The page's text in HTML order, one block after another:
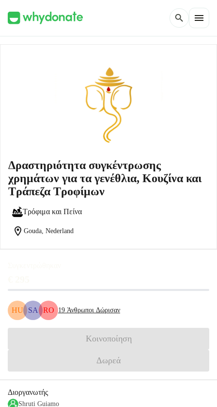
search menu
Δραστηριότητα συγκέντρωσης
χρημάτων για τα γενέθλια, Κουζίνα και
Τράπεζα Τροφίμων
Τρόφιμα και Πείνα
location_on Gouda, Nederland
HU SA RO 19 Άνθρωποι Δώρισαν
Κοινοποίηση
Δωρεά
Διοργανωτής
Shruti Guiamo